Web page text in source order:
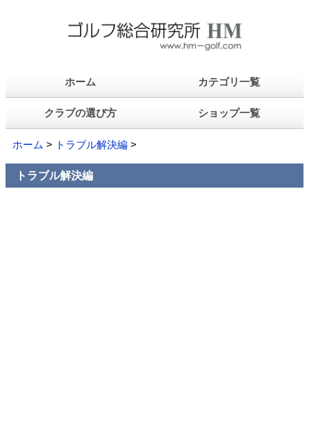
ホーム カテゴリ一覧
クラブの選び方 ショップ一覧
ホーム > トラブル解決編 >
トラブル解決編